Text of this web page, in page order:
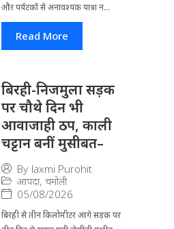
और पर्यटकों से अनावश्यक यात्रा न...
Read More
बिरही-निजमुला सड़क
पर चौथे दिन भी
आवाजाही ठप, काली
चट्टान बनीं मुसीबत–
By laxmi Purohit
आपदा, चमोली
05/08/2026
बिरही से तीन किलोमीटर आगे सड़क पर